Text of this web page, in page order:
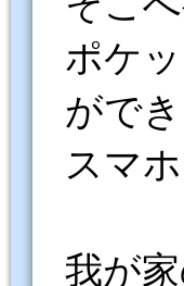
ポケ
ができ
スマ
我が